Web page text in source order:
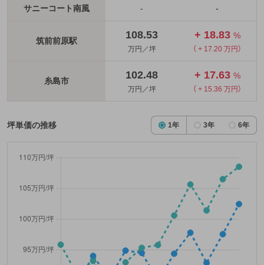
サニーコート南風 - -
筑前前原駅 108.53
万円／坪
+ 18.83 %
（ + 17.20 万円）
糸島市 102.48
万円／坪
+ 17.63 %
（ + 15.36 万円）
坪単価の推移 1年 3年 6年